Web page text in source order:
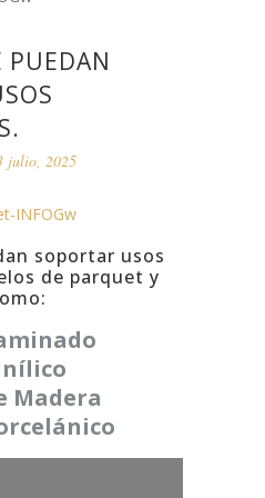
PUEDAN
julio, 2025
soportar usos
de parquet y
Madera